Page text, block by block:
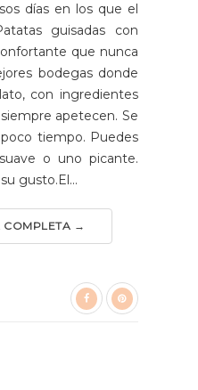
días en los que el
guisadas con
que nunca
bodegas donde
con ingredientes
apetecen. Se
tiempo. Puedes
o uno picante.
gusto.El...
COMPLETA →